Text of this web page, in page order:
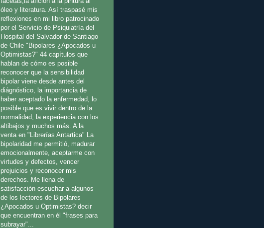
óleo y literatura. Así traspasé mis
reflexiones en mi libro patrocinado
por el Servicio de Psiquiatría del
Hospital del Salvador de Santiago
de Chile "Bipolares ¿Apocados u
Optimistas?" 44 capítulos que
hablan de cómo es posible
reconocer que la sensibilidad
bipolar viene desde antes del
diágnóstico, la importancia de
haber aceptado la enfermedad, lo
posible que es vivir dentro de la
normalidad, la experiencia con los
altibajos y muchos más. A la
venta en "Librerías Antartica" La
bipolaridad me permitió, madurar
emocionalmente, aceptarme con
virtudes y defectos, vencer
prejuicios y reconocer mis
derechos. Me llena de
satisfacción escuchar a algunos
de los lectores de Bipolares
¿Apocados u Optimistas? decir
que encuentran en él "frases para
subrayar"...